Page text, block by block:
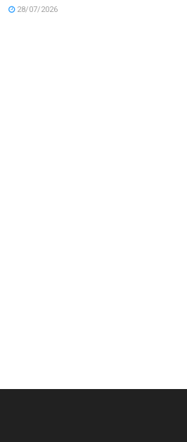
28/07/2026